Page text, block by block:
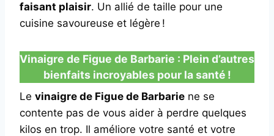
faisant plaisir. Un allié de taille pour une
cuisine savoureuse et légère !
Vinaigre de Figue de Barbarie : Plein d’autres
bienfaits incroyables pour la santé !
Le vinaigre de Figue de Barbarie ne se
contente pas de vous aider à perdre quelques
kilos en trop. Il améliore votre santé et votre